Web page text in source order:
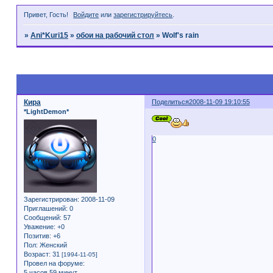
Привет, Гость! Войдите илизарегистрируйтесь
» Ani*Kuri15 » обои на рабочий стол » Wolf's rain
Поделиться2008-11-09 19:10:55
Кира
*LightDemon*
Зарегистрирован: 2008-11-09
Приглашений: 0
Сообщений: 57
Уважение: +0
Позитив: +6
Пол: Женский
Возраст: 31 [1994-11-05]
Провел на форуме:
0